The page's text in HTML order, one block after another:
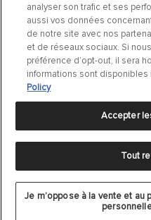
ARTICLES
TROUVER MA PIÈCE
CONTACTEZ-NOUS
Déclaration de confidentialité|
Notice
2024 DRiV Automotive Inc. ou l'une
analyser son trafic et ses
aussi vos données
de notre site avec nos
et de réseaux sociaux. Si
préférence d’opt-out, il sera
informations sont disponibles
Policy
Je m’oppose à la vente et
Tout
Accepter